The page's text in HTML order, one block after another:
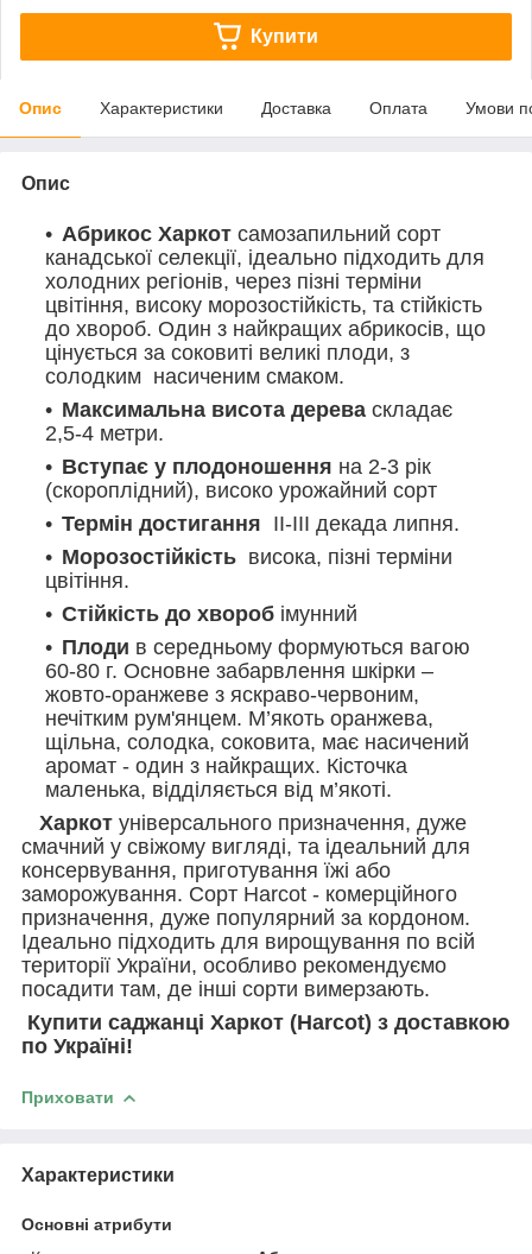
Купити
Опис Характеристики Доставка Оплата Умови
Опис
Абрикос Харкот самозапильний сорт
канадської селекції, ідеально підходить для
холодних регіонів, через пізні терміни
цвітіння, високу морозостійкість, та стійкість
до хвороб. Один з найкращих абрикосів, що
цінується за соковиті великі плоди, з
солодким насиченим смаком.
Максимальна висота дерева складає
2,5-4 метри.
Вступає у плодоношення на 2-3 рік
(скороплідний), високо урожайний сорт
Термін достигання ІІ-ІІІ декада липня.
Морозостійкість висока, пізні терміни
цвітіння.
Стійкість до хвороб імунний
Плоди в середньому формуються вагою
60-80 г. Основне забарвлення шкірки –
жовто-оранжеве з яскраво-червоним,
нечітким рум'янцем. М’якоть оранжева,
щільна, солодка, соковита, має насичений
аромат - один з найкращих. Кісточка
маленька, відділяється від м’якоті.
Харкот універсального призначення, дуже
смачний у свіжому вигляді, та ідеальний для
консервування, приготування їжі або
заморожування. Сорт Harcot - комерційного
призначення, дуже популярний за кордоном.
Ідеально підходить для вирощування по всій
території України, особливо рекомендуємо
посадити там, де інші сорти вимерзають.
Купити саджанці Харкот (Harcot) з доставкою
по Україні!
Приховати
Характеристики
Основні атрибути